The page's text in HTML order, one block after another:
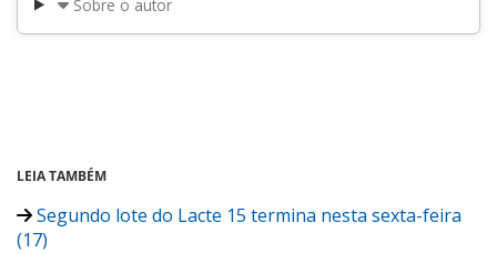
Sobre o autor
LEIA TAMBÉM
Segundo lote do Lacte 15 termina nesta sexta-feira
(17)